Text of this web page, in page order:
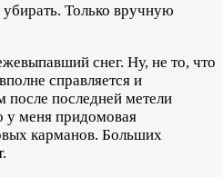
Только вручную
снег. Ну, не то, что
справляется и
последней метели
у меня придомовая
карманов. Больших